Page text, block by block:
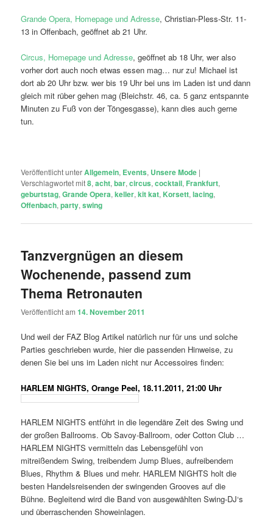
Grande Opera, Homepage und Adresse, Christian-Pless-Str. 11-
13 in Offenbach, geöffnet ab 21 Uhr.
Circus, Homepage und Adresse, geöffnet ab 18 Uhr, wer also
vorher dort auch noch etwas essen mag… nur zu! Michael ist
dort ab 20 Uhr bzw. wer bis 19 Uhr bei uns im Laden ist und dann
gleich mit rüber gehen mag (Bleichstr. 46, ca. 5 ganz entspannte
Minuten zu Fuß von der Töngesgasse), kann dies auch gerne
tun.
Veröffentlicht unterAllgemein, Events, Unsere Mode |
Verschlagwortet mit8,acht,bar,circus,cocktail, Frankfurt,
geburtstag,Grande Opera,keller,kit kat, Korsett,lacing,
Offenbach,party,swing
Tanzvergnügen an diesem
Wochenende, passend zum
Thema Retronauten
Veröffentlicht am14. November 2011
Und weil der FAZ Blog Artikel natürlich nur für uns und solche
Parties geschrieben wurde, hier die passenden Hinweise, zu
denen Sie bei uns im Laden nicht nur Accessoires finden:
HARLEM NIGHTS, Orange Peel, 18.11.2011, 21:00 Uhr
HARLEM NIGHTS entführt in die legendäre Zeit des Swing und
der großen Ballrooms. Ob Savoy-Ballroom, oder Cotton Club …
HARLEM NIGHTS vermitteln das Lebensgefühl von
mitreißendem Swing, treibendem Jump Blues, aufreibendem
Blues, Rhythm & Blues und mehr. HARLEM NIGHTS holt die
besten Handelsreisenden der swingenden Grooves auf die
Bühne. Begleitend wird die Band von ausgewählten Swing-DJ‘s
und überraschenden Showeinlagen.